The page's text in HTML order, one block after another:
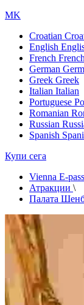
MK
Croatian
English
French French
German
Greek Greek
Italian Italian
Portuguese
Romanian
Russian
Spanish
Купи сега
Vienna E-pass
Атракции \
Палата